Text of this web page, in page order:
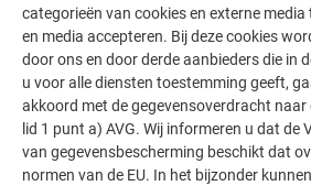
De PREFA referentiegallerij laat
aluminium kan worden toegepast.
indrukwekkende projecten met de
aluminiumoplossingen voor dak,
gevel.
categorieën van cookies en externe
en media accepteren. Bij deze cookies
door ons en door derde aanbieders die in
u voor alle diensten toestemming geeft,
akkoord met de gegevensoverdracht naar
lid 1 punt a) AVG. Wij informeren u dat de
van gegevensbescherming beschikt dat
normen van de EU. In het bijzonder